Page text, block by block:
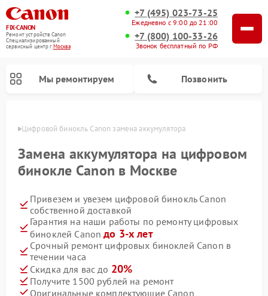
FIX-CANON
Ремонт устройств Canon
Специализированный
cервисный центр г.Москва
+7 (495) 023-73-25
Ежедневно с 9:00 до 21:00
+7 (800) 100-33-26
Звонок бесплатный по РФ
Мы ремонтируем Позвонить
Цифровой бинокль Canon замена аккумулятора
Замена аккумулятора на цифровом
бинокле Canon в Москве
Привезем и увезем цифровой бинокль Canon
собственной доставкой
Гарантия на наши работы по ремонту цифровых
биноклей Canonдо 3-х лет
Срочный ремонт цифровых биноклей Canon в
течении часа
Скидка для вас до 20%
Получите 1500 рублей на ремонт
Оригинальные комплектующие Canon